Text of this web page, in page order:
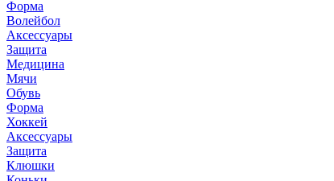
Форма
Волейбол
Аксессуары
Защита
Медицина
Мячи
Обувь
Форма
Хоккей
Аксессуары
Защита
Клюшки